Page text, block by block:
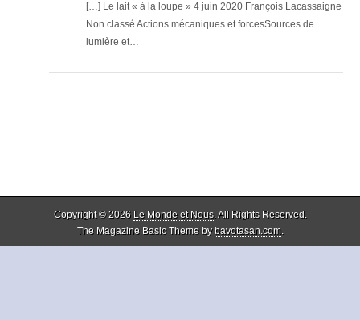
[…] Le lait « à la loupe » 4 juin 2020 François Lacassaigne
Non classé Actions mécaniques et forcesSources de
lumière et…
Copyright © 2026 Le Monde et Nous. All Rights Reserved.
The Magazine Basic Theme bybavotasan.com.